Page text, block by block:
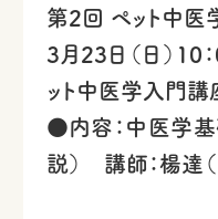
第2回 ペット中
3月23日（日）10
ット中医学入門講
●内容：中医学
説） 講師：楊達